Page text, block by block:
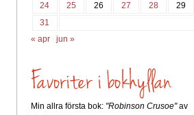
24
25 26 27 28 29
31
« apr
jun »
Min allra första bok: "Robinson Crusoe"av